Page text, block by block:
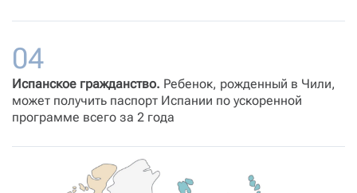
Испанское гражданство. Ребенок, рожденный в Чили,
может получить паспорт Испании по ускоренной
программе всего за 2 года